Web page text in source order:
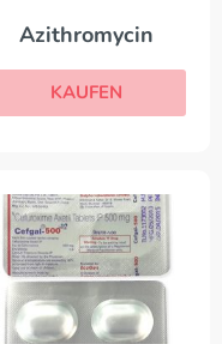
Azithromycin
KAUFEN